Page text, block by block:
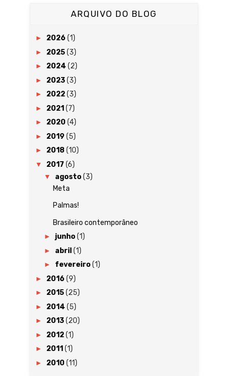
ARQUIVO DO BLOG
► 2026 (1)
► 2025(3)
► 2024 (2)
► 2023(3)
► 2022(3)
► 2021 (7)
► 2020 (4)
► 2019 (5)
► 2018 (10)
▼ 2017 (6)
▼ agosto(3)
Meta
Palmas!
Brasileiro contemporâneo
► junho(1)
► abril (1)
► fevereiro(1)
► 2016 (9)
► 2015(25)
► 2014 (5)
► 2013(20)
► 2012(1)
► 2011 (1)
► 2010 (11)